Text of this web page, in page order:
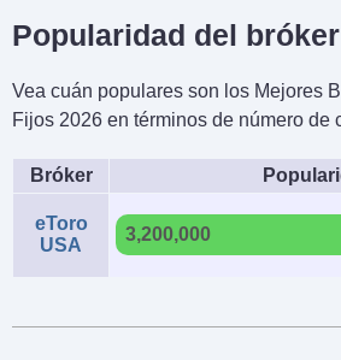
Popularidad del bróker
Vea cuán populares son los Mejores
Fijos 2026 en términos de número de
Bróker
eToro
USA
3,200,000